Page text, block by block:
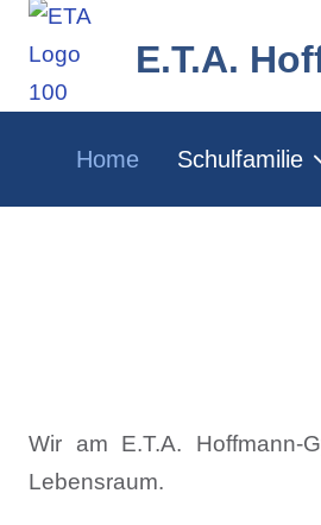
E.T.A.
Home Schulfamilie
Wir am E.T.A.
Lebensraum.